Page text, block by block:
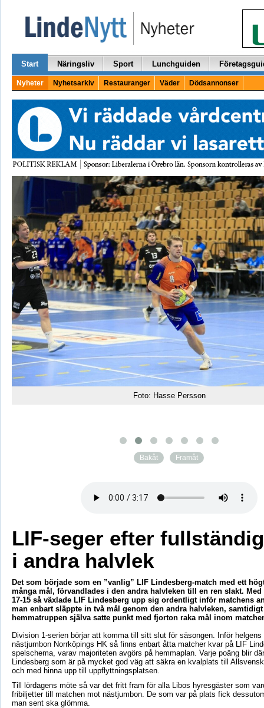
Start Näringsliv Sport Lunchguiden
Nyheter Nyhetsarkiv Restauranger Väder Dödsannonser
Foto: Hasse Persson
Bakåt Framåt
LIF-seger efter
i andra halvlek
Det som började som en ”vanlig” LIF Lindesberg-match med ett
många mål, förvandlades i den andra halvleken till en ren slakt.
17-15 så växlade LIF Lindesberg upp sig ordentligt inför matchens
man enbart släppte in två mål genom den andra halvleken,
hemmatruppen själva satte punkt med fjorton raka mål inom
Division 1-serien börjar att komma till sitt slut för säsongen. Inför helgens
nästjumbon Norrköpings HK så finns enbart åtta matcher kvar på LIF
spelschema, varav majoriteten avgörs på hemmaplan. Varje poäng blir
Lindesberg som är på mycket god väg att säkra en kvalplats till
och med hinna upp till uppflyttningsplatsen.
Till lördagens möte så var det fritt fram för alla Libos hyresgäster som
fribiljetter till matchen mot nästjumbon. De som var på plats fick
man sent ska glömma.